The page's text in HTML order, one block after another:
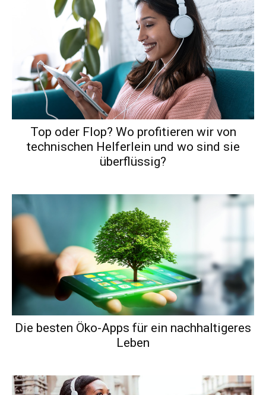
Top oder Flop? Wo profitieren wir von
technischen Helferlein und wo sind sie
überflüssig?
Die besten Öko-Apps für ein nachhaltigeres
Leben